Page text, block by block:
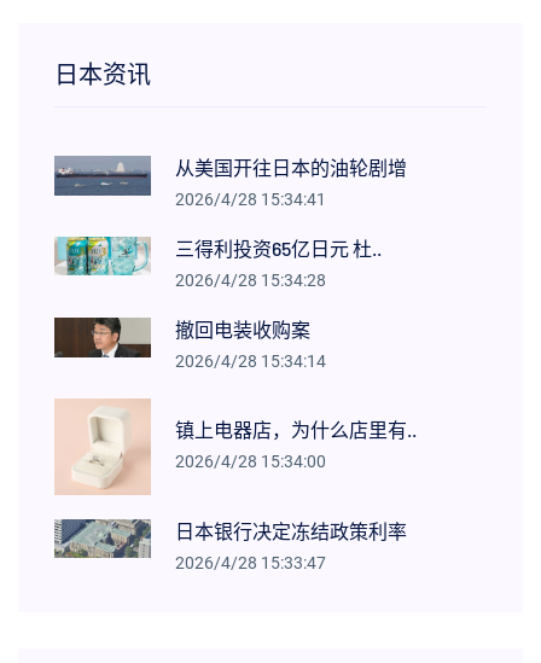
日本资讯
从美国开往日本的油轮剧增
2026/4/28 15:34:41
三得利投资65亿日元 杜..
2026/4/28 15:34:28
撤回电装收购案
2026/4/28 15:34:14
镇上电器店，为什么店里有..
2026/4/28 15:34:00
日本银行决定冻结政策利率
2026/4/28 15:33:47